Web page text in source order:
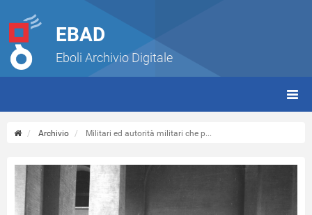
EBAD
Eboli Archivio Digitale
Archivio Militari ed autorità militari che p...